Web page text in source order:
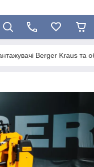
Berger Kraus та